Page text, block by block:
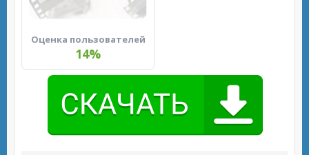
Оценка пользователей
14%